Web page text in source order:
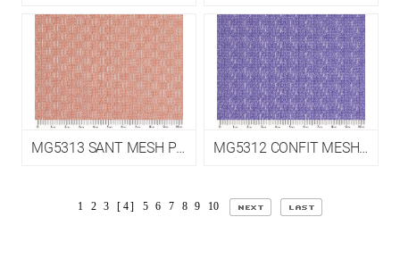
MG5313 SANT MESH P EPM5 MG5312 CONFIT MESH P EPM5
1 2 3 [ 4 ] 5 6 7 8 9 10